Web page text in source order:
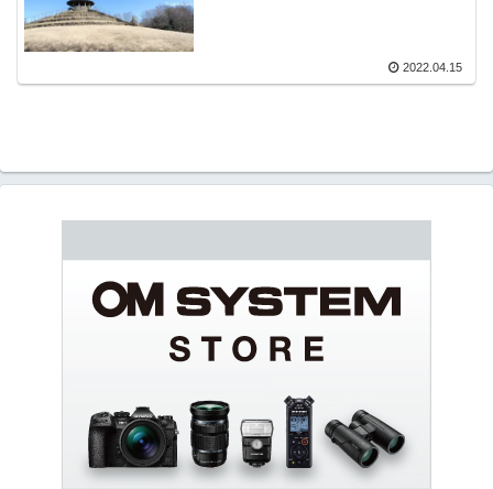
2022.04.15